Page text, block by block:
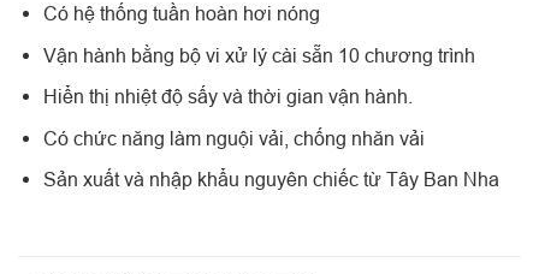
Có hệ thống tuần hoàn hơi nóng
Vận hành bằng bộ vi xử lý cài sẵn 10 chương trình
Hiển thị nhiệt độ sấy và thời gian vận hành.
Có chức năng làm nguội vải, chống nhăn vải
Sản xuất và nhập khẩu nguyên chiếc từ Tây Ban Nha